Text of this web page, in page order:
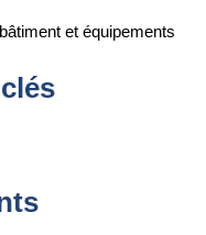
et équipements